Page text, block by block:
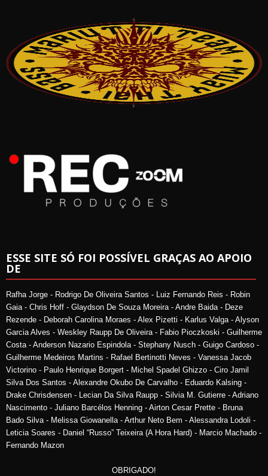
ESSE SITE SÓ FOI POSSÍVEL GRAÇAS AO APOIO
DE
Rafha Jorge - Rodrigo De Oliveira Santos - Luiz Fernando Reis - Robin
Gaia - Chris Hoff - Glaydson De Souza Moreira - Andre Baida - Deze
Rezende - Deborah Carolina Moraes - Alex Pizetti - Karlus Valga - Alyson
Garcia Alves - Weskley Raupp De Oliveira - Fabio Pioczkoski - Guilherme
Costa - Anderson Nazario Espindola - Stephany Nusch - Guigo Cardoso -
Guilherme Medeiros Martins - Rafael Bertinotti Neves - Vanessa Jacob
Victorino - Paulo Henrique Borgert - Michel Spadel Ghizzo - Ciro Jamil
Silva Dos Santos - Alexandre Okubo De Carvalho - Eduardo Kalsing -
Drake Chrisdensen - Lecian Da Silva Raupp - Silvia M. Gutierre - Adriano
Nascimento - Juliano Barcélos Henning - Airton Cesar Prette - Bruna
Bado Silva - Melissa Giowanella - Arthur Neto Bem - Alessandra Lodoli -
Leticia Soares - Daniel “Russo” Teixeira (A Hora Hard) - Marcio Machado -
Fernando Mazon
OBRIGADO!